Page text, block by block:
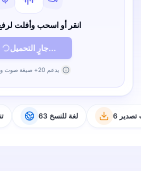
انقر أو اسحب وأفلت
جارٍ التحميل...
يدعم 20+ صيغة صوت وفيديو
63 لغة للنسخ تصدير